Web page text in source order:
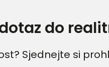
do
Sjednejte si